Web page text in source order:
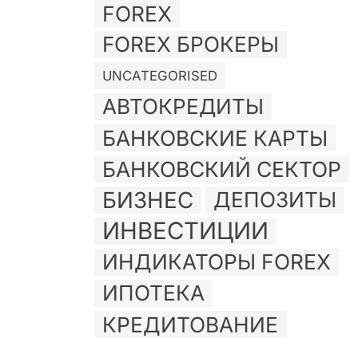
FOREX
FOREX БРОКЕРЫ
UNCATEGORISED
АВТОКРЕДИТЫ
БАНКОВСКИЕ КАРТЫ
БАНКОВСКИЙ СЕКТОР
БИЗНЕС ДЕПОЗИТЫ
ИНВЕСТИЦИИ
ИНДИКАТОРЫ FOREX
ИПОТЕКА
КРЕДИТОВАНИЕ